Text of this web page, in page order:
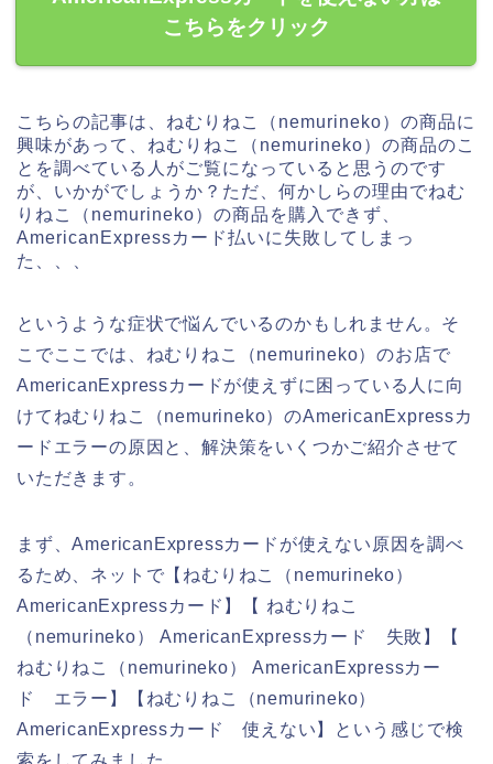
こちらをクリック
こちらの記事は、ねむりねこ（nemurineko）の商品に
興味があって、ねむりねこ（nemurineko）の商品のこ
とを調べている人がご覧になっていると思うのです
が、いかがでしょうか？ただ、何かしらの理由でねむ
りねこ（nemurineko）の商品を購入できず、
AmericanExpressカード払いに失敗してしまっ
た、、、
というような症状で悩んでいるのかもしれません。そ
こでここでは、ねむりねこ（nemurineko）のお店で
AmericanExpressカードが使えずに困っている人に向
けてねむりねこ（nemurineko）のAmericanExpressカ
ードエラーの原因と、解決策をいくつかご紹介させて
いただきます。
まず、AmericanExpressカードが使えない原因を調べ
るため、ネットで【ねむりねこ（nemurineko）
AmericanExpressカード】【 ねむりねこ
（nemurineko） AmericanExpressカード 失敗】【
ねむりねこ（nemurineko） AmericanExpressカー
ド エラー】【ねむりねこ（nemurineko）
AmericanExpressカード 使えない】という感じで検